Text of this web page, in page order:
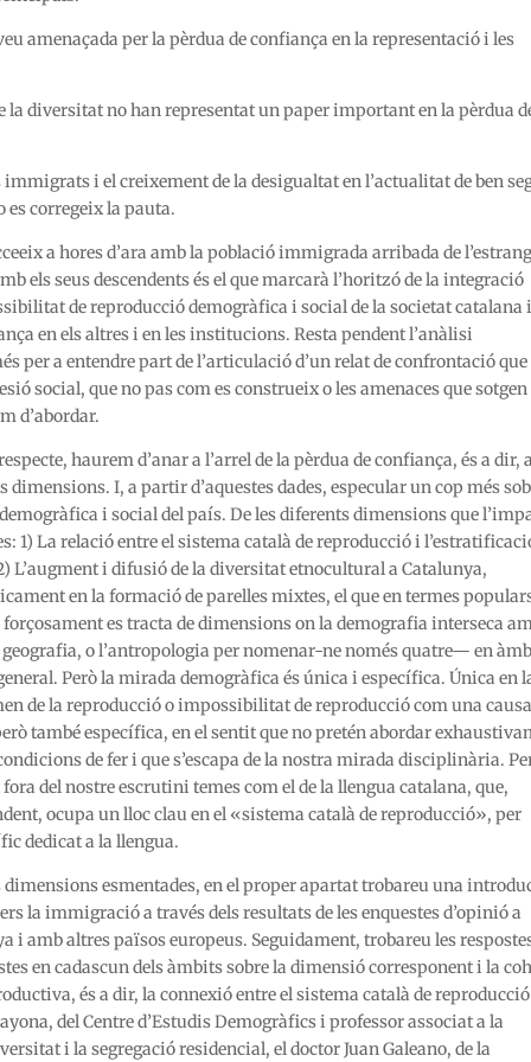
amenaçada per la pèrdua de confiança en la representació i les
diversitat no han representat un paper important en la pèrdua
i el creixement de la desigualtat en l’actualitat de ben
es corregeix la pauta.
a hores d’ara amb la població immigrada arribada de
els seus descendents és el que marcarà l’horitzó de la integració
de reproducció demogràfica i social de la societat catalana
en els altres i en les institucions. Resta pendent l’anàlisi
per a entendre part de l’articulació d’un relat de confrontació que
social, que no pas com es construeix o les amenaces que sotgen
d’abordar.
haurem d’anar a l’arrel de la pèrdua de confiança, és a dir,
I, a partir d’aquestes dades, especular un cop més
i social del país. De les diferents dimensions que
1) La relació entre el sistema català de reproducció i
L’augment i difusió de la diversitat etnocultural a Catalunya,
en la formació de parelles mixtes, el que en termes
es tracta de dimensions on la demografia interseca
o l’antropologia per nomenar-ne només quatre— en
Però la mirada demogràfica és única i específica. Única en
de la reproducció o impossibilitat de reproducció com una
també específica, en el sentit que no pretén abordar
de fer i que s’escapa de la nostra mirada disciplinària.
del nostre escrutini temes com el de la llengua catalana, que,
ocupa un lloc clau en el «sistema català de reproducció», per
dedicat a la llengua.
esmentades, en el proper apartat trobareu una
la immigració a través dels resultats de les enquestes d’opinió a
i amb altres països europeus. Seguidament, trobareu les
en cadascun dels àmbits sobre la dimensió corresponent i la
és a dir, la connexió entre el sistema català de
del Centre d’Estudis Demogràfics i professor associat a la
i la segregació residencial, el doctor Juan Galeano, de la